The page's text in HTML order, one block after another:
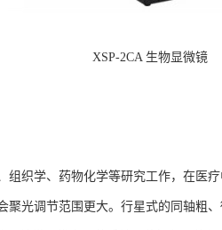
XSP-2CA 生物显微镜
织学、药物化学等研究工作，在医
光调节范围更大。行星式的同轴粗